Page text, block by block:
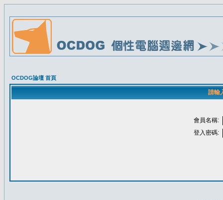
OCDOG論壇 首頁
請輸
會員名稱:
登入密碼: